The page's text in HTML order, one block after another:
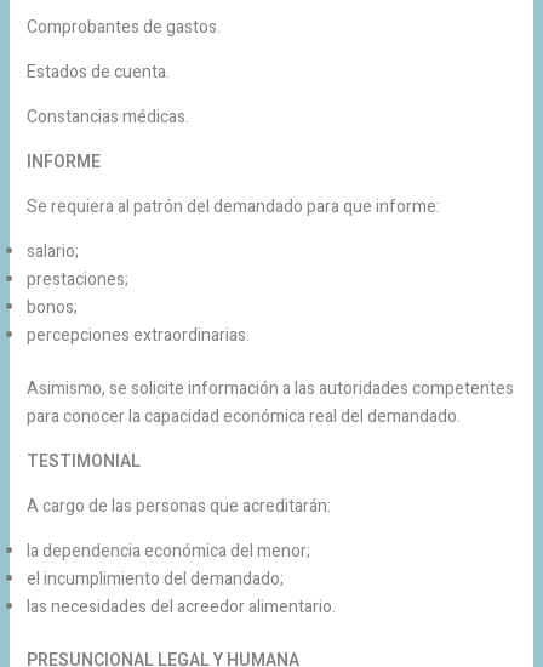
Comprobantes de gastos.
Estados de cuenta.
Constancias médicas.
INFORME
Se requiera al patrón del demandado para que informe:
salario;
prestaciones;
bonos;
percepciones extraordinarias.
Asimismo, se solicite información a las autoridades competentes
para conocer la capacidad económica real del demandado.
TESTIMONIAL
A cargo de las personas que acreditarán:
la dependencia económica del menor;
el incumplimiento del demandado;
las necesidades del acreedor alimentario.
PRESUNCIONAL LEGAL Y HUMANA